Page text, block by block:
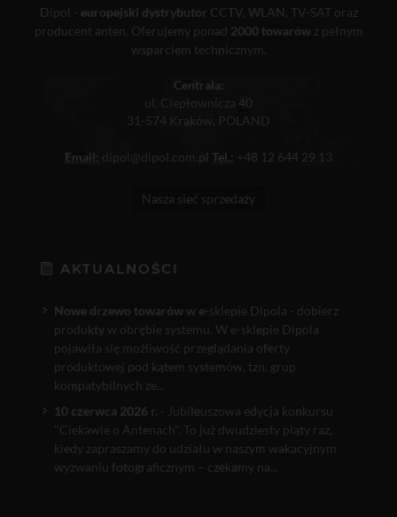
Dipol - europejski dystrybutor CCTV, WLAN, TV-SAT oraz
producent anten. Oferujemy ponad 2000 towarówz pełnym
wsparciem technicznym.
Centrala:
ul. Ciepłownicza 40
31-574 Kraków, POLAND
Email: dipol@dipol.com.pl Tel.: +48 12 644 29 13
Nasza sieć sprzedaży
AKTUALNOŚCI
Nowe drzewo towarów w e-sklepie Dipola - dobierz
produkty w obrębie systemu. W e-sklepie Dipola
pojawiła się możliwość przeglądania oferty
produktowej pod kątem systemów, tzn. grup
kompatybilnych ze...
10 czerwca 2026 r. - Jubileuszowa edycja konkursu
"Ciekawie o Antenach". To już dwudziesty piąty raz,
kiedy zapraszamy do udziału w naszym wakacyjnym
wyzwaniu fotograficznym – czekamy na...